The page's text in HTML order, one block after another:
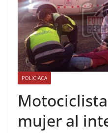
POLICIACA
mujer al